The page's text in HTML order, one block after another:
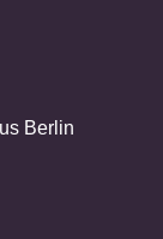
Berlin